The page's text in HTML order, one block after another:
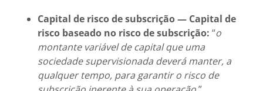
Capital de risco de subscrição — Capital de
risco baseado no risco de subscrição: “o
montante variável de capital que uma
sociedade supervisionada deverá manter, a
qualquer tempo, para garantir o risco de